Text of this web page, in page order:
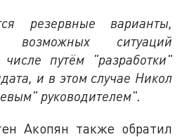
резервные варианты,
возможных ситуаций
путём "разработки"
и в этом случае Никол
руководителем".
Акопян также обратил